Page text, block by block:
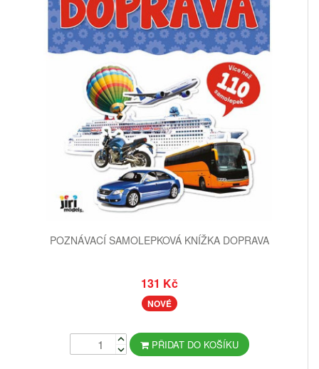
POZNÁVACÍ SAMOLEPKOVÁ KNÍŽKA DOPRAVA
131 Kč
NOVÉ
PŘIDAT DO KOŠÍKU